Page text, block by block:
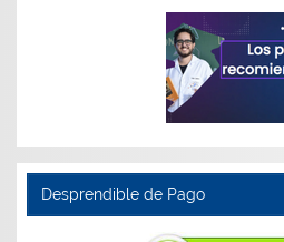
Desprendible de Pago